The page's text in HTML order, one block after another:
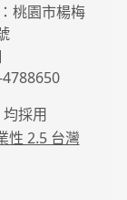
桃園市楊梅
採用
性 2.5 台灣